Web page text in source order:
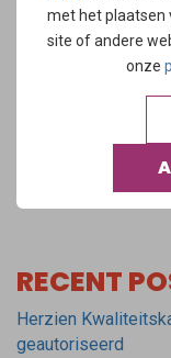
met het plaatsen
site of andere
onze
Lees het in
RECENT
Herzien
geautoriseerd